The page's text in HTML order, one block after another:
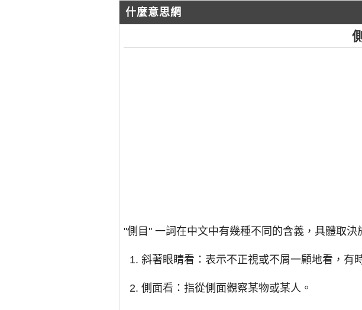
什麼意思網
"側目" 一詞在中文中有幾種不同的含義，具體取決
斜著眼睛看：表示不正視或不屑一顧地看，有
側面看：指從側面觀察某物或某人。